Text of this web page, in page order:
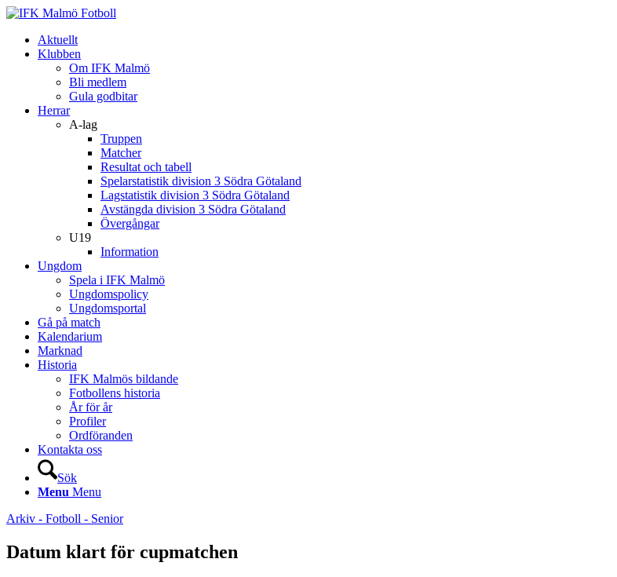
Aktuellt
Klubben
Om IFK Malmö
Bli medlem
Gula godbitar
Herrar
A-lag
Truppen
Matcher
Resultat och tabell
Spelarstatistik division 3 Södra Götaland
Lagstatistik division 3 Södra Götaland
Avstängda division 3 Södra Götaland
Övergångar
U19
Information
Ungdom
Spela i IFK Malmö
Ungdomspolicy
Ungdomsportal
Gå på match
Kalendarium
Marknad
Historia
IFK Malmös bildande
Fotbollens historia
År för år
Profiler
Ordföranden
Kontakta oss
Sök
Menu Menu
Arkiv - Fotboll - Senior
Datum klart för cupmatchen